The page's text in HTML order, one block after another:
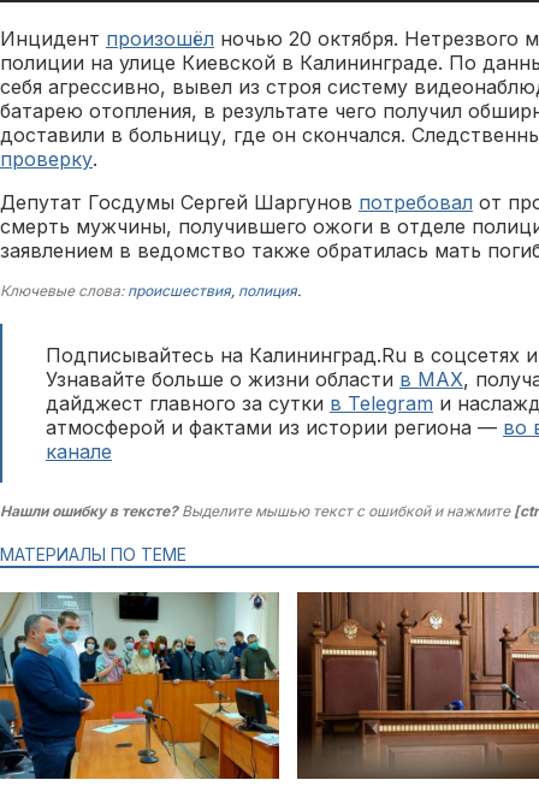
Инцидент произошёл ночью 20 октября. Нетрезвого
полиции на улице Киевской в Калининграде. По
себя агрессивно, вывел из строя систему
батарею отопления, в результате чего получил
доставили в больницу, где он скончался.
проверку.
Депутат Госдумы Сергей Шаргунов потребовал от
смерть мужчины, получившего ожоги в отделе
заявлением в ведомство также обратилась мать
Ключевые слова: происшествия, полиция.
Подписывайтесь на Калининград.Ru в соцсетях
Узнавайте больше о жизни области в MAX,
дайджест главного за сутки в Telegram и
атмосферой и фактами из истории региона — во
канале
Нашли ошибку в тексте?Выделите мышью текст с ошибкой и нажмите
МАТЕРИАЛЫ ПО ТЕМЕ